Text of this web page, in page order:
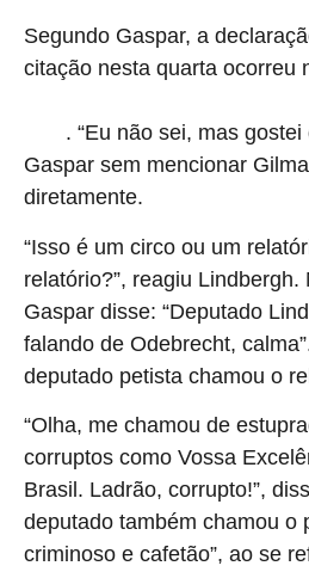
Segundo Gaspar, a
citação nesta quarta ocorreu
. “Eu não sei, mas
Gaspar sem mencionar
diretamente.
“Isso é um circo ou um
relatório?”, reagiu Lindbergh.
Gaspar disse: “Deputado
falando de Odebrecht,
deputado petista chamou o
“Olha, me chamou de
corruptos como Vossa
Brasil. Ladrão, corrupto!”,
deputado também chamou o
criminoso e cafetão”, ao se